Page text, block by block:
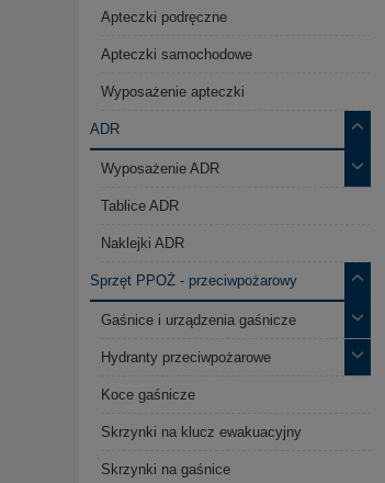
Apteczki podręczne
Apteczki samochodowe
Wyposażenie apteczki
ADR
Wyposażenie ADR
Tablice ADR
Naklejki ADR
Sprzęt PPOŻ - przeciwpożarowy
Gaśnice i urządzenia gaśnicze
Hydranty przeciwpożarowe
Koce gaśnicze
Skrzynki na klucz ewakuacyjny
Skrzynki na gaśnice